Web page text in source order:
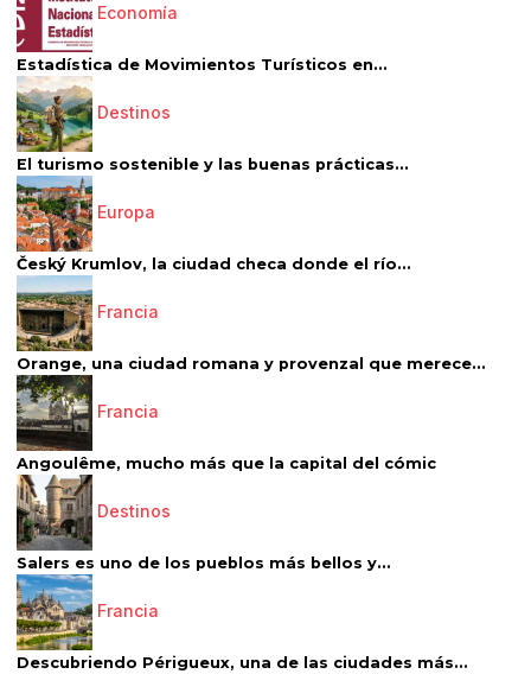
Economía
Estadística de Movimientos Turísticos en...
Destinos
El turismo sostenible y las buenas prácticas...
Europa
Český Krumlov, la ciudad checa donde el río...
Francia
Orange, una ciudad romana y provenzal que merece...
Francia
Angoulême, mucho más que la capital del cómic
Destinos
Salers es uno de los pueblos más bellos y...
Francia
Descubriendo Périgueux, una de las ciudades más...